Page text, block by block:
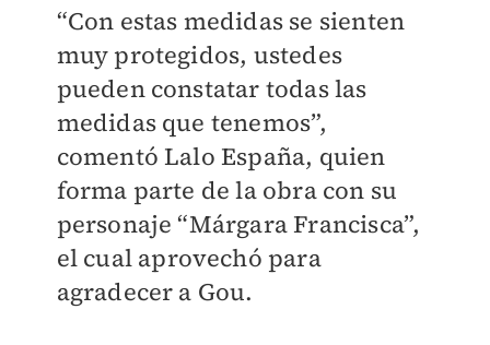
“Con estas medidas se sienten
muy protegidos, ustedes
pueden constatar todas las
medidas que tenemos”,
comentó Lalo España, quien
forma parte de la obra con su
personaje “Márgara Francisca”,
el cual aprovechó para
agradecer a Gou.